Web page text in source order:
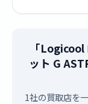
「
ット G
1社の買取店を